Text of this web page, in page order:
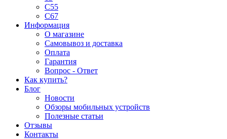
C55
C67
Информация
О магазине
Самовывоз и доставка
Оплата
Гарантия
Вопрос - Ответ
Как купить?
Блог
Новости
Обзоры мобильных устройств
Полезные статьи
Отзывы
Контакты